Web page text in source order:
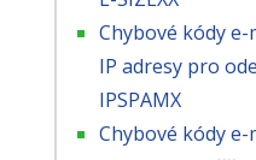
Chybové kódy
IP adresy pro
IPSPAMX
Chybové kódy